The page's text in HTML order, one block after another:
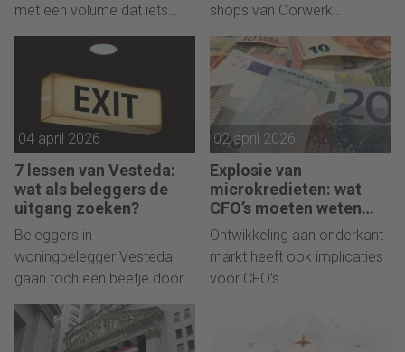
met een volume dat iets
shops van Oorwerk
04 april 2026
7 lessen van Vesteda:
wat als beleggers de
uitgang zoeken?
Beleggers in
woningbelegger Vesteda
gaan toch een beetje door
de knieën.
02 april 2026
Explosie van
microkredieten: wat
CFO’s moeten weten
over ketenrisico’s
Ontwikkeling aan onderkant
markt heeft ook implicaties
voor CFO’s.